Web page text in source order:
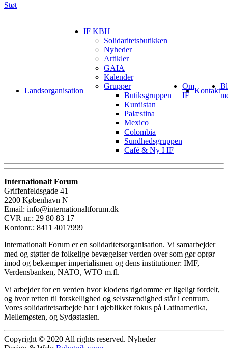
Støt
Landsorganisation
IF KBH
Solidaritetsbutikken
Nyheder
Artikler
GAIA
Kalender
Grupper
Butiksgruppen
Kurdistan
Palæstina
Mexico
Colombia
Sundhedsgruppen
Café & Ny I IF
Om
IF
Kontakt
Internationalt Forum
Griffenfeldsgade 41
2200 København N
Email: info@internationaltforum.dk
CVR nr.: 29 80 83 17
Kontonr.: 8411 4017999
Internationalt Forum er en solidaritetsorganisation. Vi samarbejder
med og støtter de folkelige bevægelser verden over som gør oprør
imod og bekæmper imperialismen og dens institutioner: IMF,
Verdensbanken, NATO, WTO m.fl.
Vi arbejder for en verden hvor klodens rigdomme er ligeligt fordelt,
og hvor retten til forskellighed og selvstændighed står i centrum.
Vores solidaritetsarbejde har i øjeblikket fokus på Latinamerika,
Mellemøsten, og Sydøstasien.
Copyright © 2020 All rights reserved. Nyheder